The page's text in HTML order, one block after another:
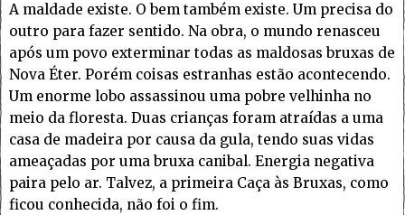
A maldade existe. O bem também existe. Um precisa do
outro para fazer sentido. Na obra, o mundo renasceu
após um povo exterminar todas as maldosas bruxas de
Nova Éter. Porém coisas estranhas estão acontecendo.
Um enorme lobo assassinou uma pobre velhinha no
meio da floresta. Duas crianças foram atraídas a uma
casa de madeira por causa da gula, tendo suas vidas
ameaçadas por uma bruxa canibal. Energia negativa
paira pelo ar. Talvez, a primeira Caça às Bruxas, como
ficou conhecida, não foi o fim.